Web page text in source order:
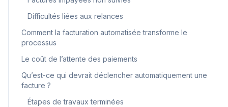
Difficultés liées aux relances
Comment la facturation automatisée transforme le
processus
Le coût de l’attente des paiements
Qu’est-ce qui devrait déclencher automatiquement une
facture ?
Étapes de travaux terminées